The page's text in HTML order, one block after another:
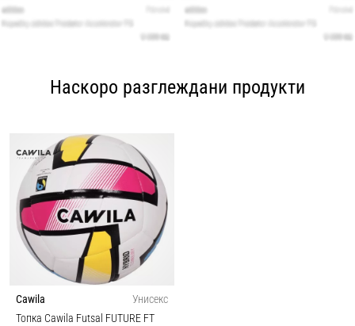
Наскоро разглеждани продукти
Cawila
Унисекс
Топка Cawila Futsal FUTURE FT